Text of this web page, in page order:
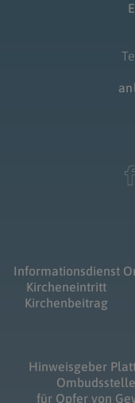
Informationsdienst
Kircheneintritt
Kirchenbeitrag
Hinweisgeber
Ombudsstelle
für Opfer von